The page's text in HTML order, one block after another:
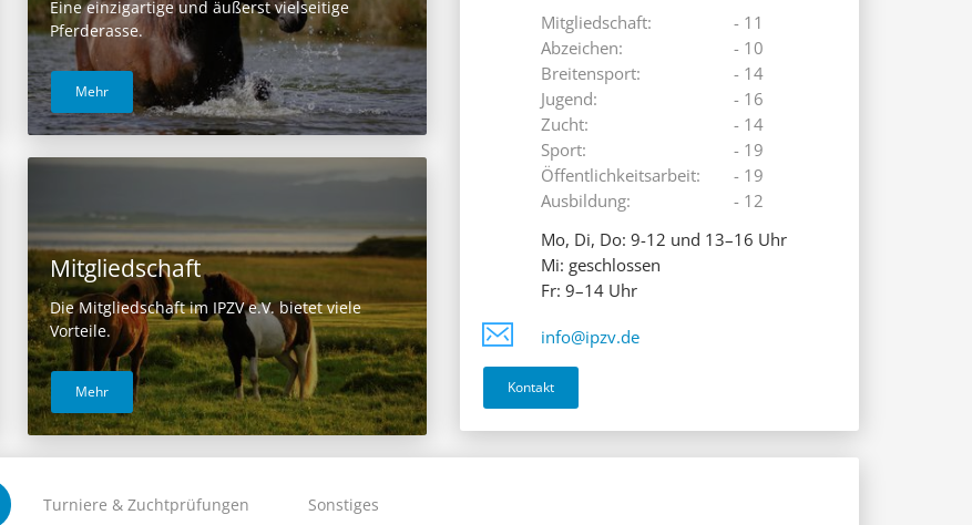
Eine einzigartige und äußerst vielseitige
Pferderasse.
Mehr
Mitgliedschaft
Die Mitgliedschaft im IPZV e.V. bietet viele
Vorteile.
Mehr
Mitgliedschaft:
Abzeichen:
Breitensport:
Jugend:
Zucht:
Sport:
Öffentlichkeitsarbeit:
Ausbildung:
- 11
- 10
- 14
- 16
- 14
- 19
- 19
- 12
Mo, Di, Do: 9-12 und 13–16 Uhr
Mi: geschlossen
Fr: 9–14 Uhr
info@ipzv.de
Kontakt
Turniere & Zuchtprüfungen Sonstiges